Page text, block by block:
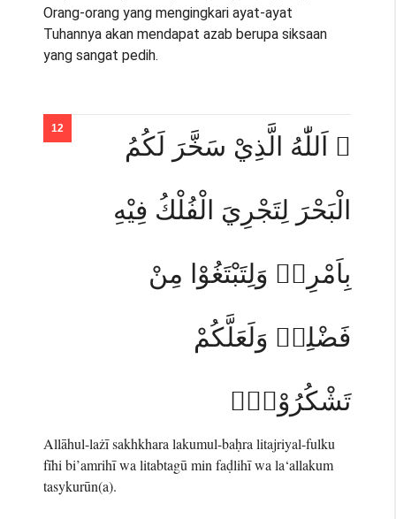
Orang-orang yang mengingkari ayat-ayat
Tuhannya akan mendapat azab berupa siksaan
yang sangat pedih.
۞ اَللّٰهُ الَّذِيْ سَخَّرَ لَكُمُ
الْبَحْرَ لِتَجْرِيَ الْفُلْكُ فِيْهِ
بِاَمْرِهٖ وَلِتَبْتَغُوْا مِنْ
فَضْلِهٖ وَلَعَلَّكُمْ
تَشْكُرُوْنَۚ
Allāhul-lażī sakhkhara lakumul-baḥra litajriyal-fulku
fīhi bi’amrihī wa litabtagū min faḍlihī wa la‘allakum
tasykurūn(a).